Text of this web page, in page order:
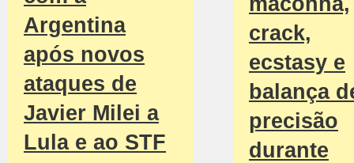
Argentina
após novos
ataques de
Javier Milei a
Lula e ao STF
crack,
ecstasy e
balança
precisão
durante